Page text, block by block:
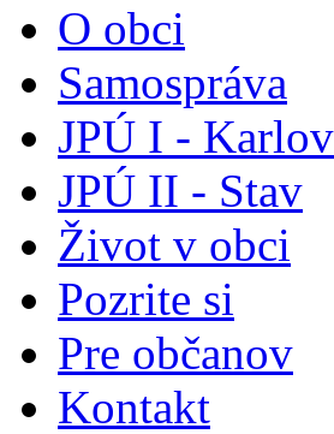
O obci
Samospráva
JPÚ I -
JPÚ II - Stav
Život v obci
Pozrite si
Pre občanov
Kontakt